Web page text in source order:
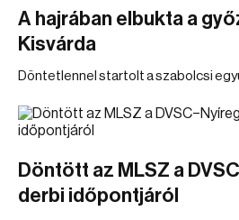
A hajrában elbukta a
Kisvárda
Döntetlennel startolt a szabolcsi
Döntött az MLSZ a
derbi időpontjáról